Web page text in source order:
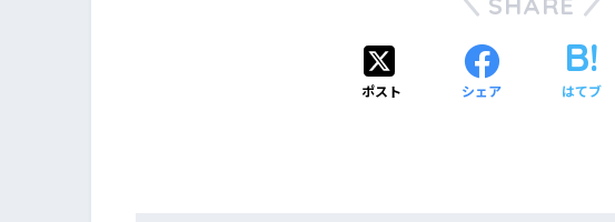
ポスト シェア はてブ